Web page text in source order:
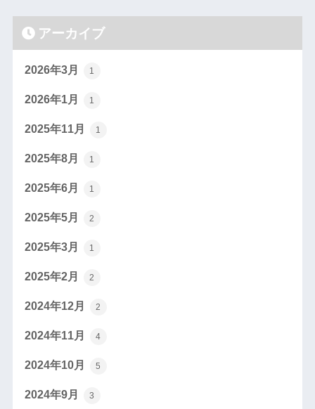
アーカイブ
2026年3月 1
2026年1月 1
2025年11月 1
2025年8月 1
2025年6月 1
2025年5月 2
2025年3月 1
2025年2月 2
2024年12月 2
2024年11月 4
2024年10月 5
2024年9月 3